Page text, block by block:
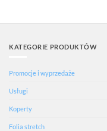
KATEGORIE PRODUKTÓW
Promocje i wyprzedaże
Usługi
Koperty
Folia stretch